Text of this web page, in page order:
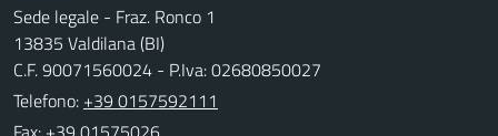
Sede legale - Fraz. Ronco 1
13835 Valdilana (BI)
C.F. 90071560024 - P.Iva: 02680850027
Telefono: +39 0157592111